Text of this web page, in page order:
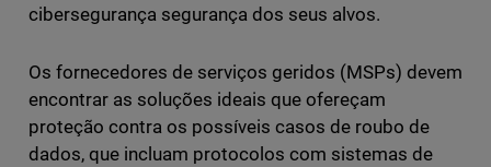
cibersegurança segurança dos seus alvos.
Os fornecedores de serviços geridos (MSPs) devem
encontrar as soluções ideais que ofereçam
proteção contra os possíveis casos de roubo de
dados, que incluam protocolos com sistemas de